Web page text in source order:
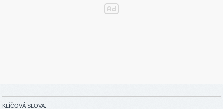
KLÍČOVÁ SLOVA: